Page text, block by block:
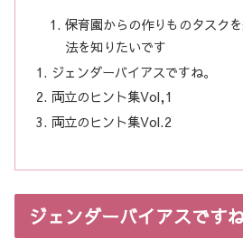
保育園からの作りものタスク
法を知りたいです
ジェンダーバイアスですね。
両立のヒント集Vol,1
両立のヒント集Vol.2
ジェンダーバイアスですね